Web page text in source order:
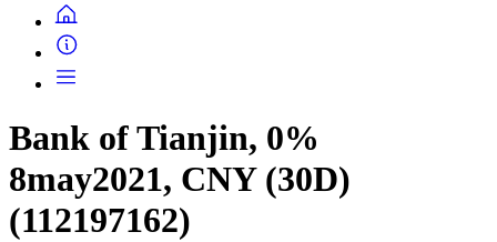
Bank of Tianjin, 0%
8may2021, CNY (30D)
(112197162)